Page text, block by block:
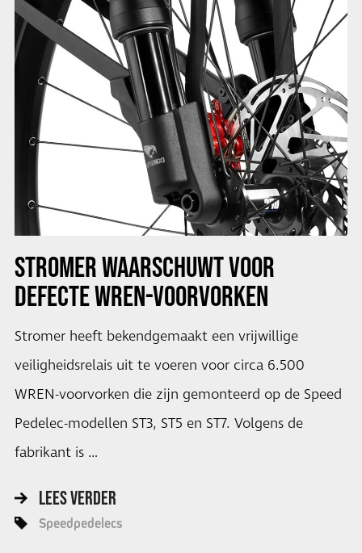
STROMER WAARSCHUWT VOOR
DEFECTE WREN-VOORVORKEN
Stromer heeft bekendgemaakt een vrijwillige
veiligheidsrelais uit te voeren voor circa 6.500
WREN-voorvorken die zijn gemonteerd op de Speed
Pedelec-modellen ST3, ST5 en ST7. Volgens de
fabrikant is …
LEES VERDER
Speedpedelecs